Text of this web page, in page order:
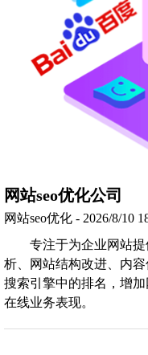
网站seo优化公司
网站seo优化 - 2026/8/10
专注于为企业网站
析、网站结构改进、内
搜索引擎中的排名，增
在线业务表现。